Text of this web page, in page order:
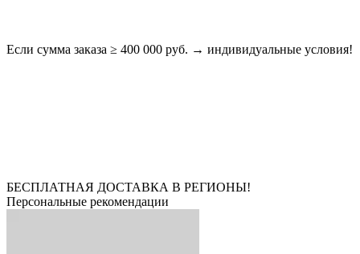
Если сумма заказа ≥ 400 000 руб. → индивидуальные условия!
БЕСПЛАТНАЯ ДОСТАВКА В РЕГИОНЫ!
Персональные рекомендации